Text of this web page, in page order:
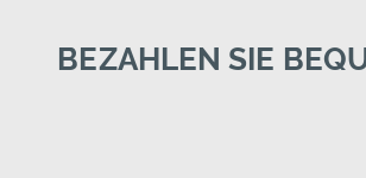
BEZAHLEN SIE